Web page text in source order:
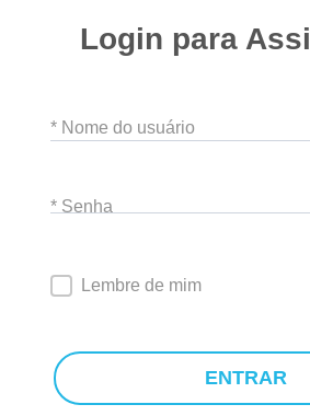
Login para
* Nome do usuário
* Senha
Lembre de mim
ENTRAR